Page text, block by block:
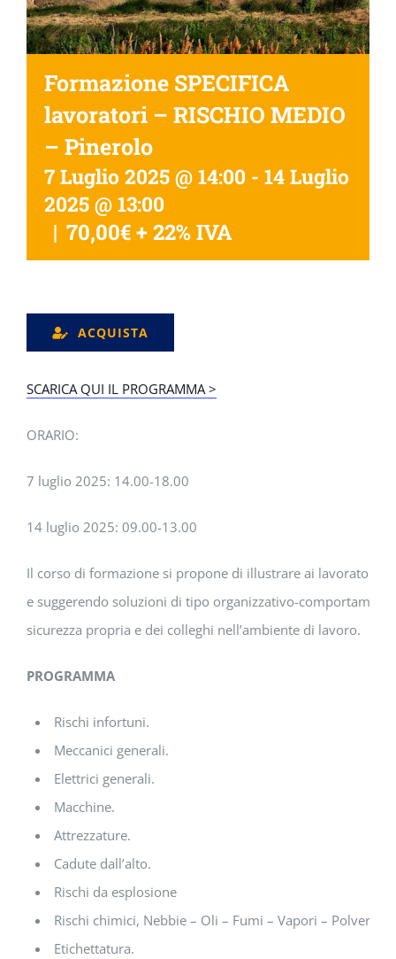
Formazione SPECIFICA
lavoratori – RISCHIO MEDIO
– Pinerolo
7 Luglio 2025 @ 14:00 - 14 Luglio
2025 @ 13:00
| 70,00€ + 22% IVA
ACQUISTA
SCARICA QUI IL PROGRAMMA >
ORARIO:
7 luglio 2025: 14.00-18.00
14 luglio 2025: 09.00-13.00
Il corso di formazione si propone di illustrare ai lavoratori i
e suggerendo soluzioni di tipo organizzativo-
sicurezza propria e dei colleghi nell’ambiente di lavoro.
PROGRAMMA
Rischi infortuni.
Meccanici generali.
Elettrici generali.
Macchine.
Attrezzature.
Cadute dall’alto.
Rischi da esplosione
Rischi chimici, Nebbie – Oli – Fumi – Vapori – Polveri.
Etichettatura.